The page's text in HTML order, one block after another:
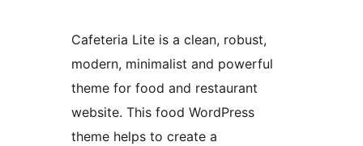
Cafeteria Lite is a clean, robust,
modern, minimalist and powerful
theme for food and restaurant
website. This food WordPress
theme helps to create a